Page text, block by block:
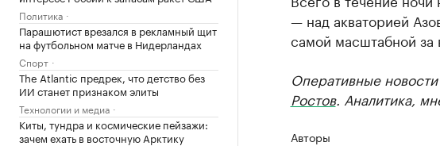
Политика
Парашютист врезался в рекламный щит
на футбольном матче в Нидерландах
Спорт
The Atlantic предрек, что детство без
ИИ станет признаком элиты
Технологии и медиа
Киты, тундра и космические пейзажи:
зачем ехать в восточную Арктику
— над акваторией
самой масштабной за
Оперативные
Ростов. Аналитика,
Авторы